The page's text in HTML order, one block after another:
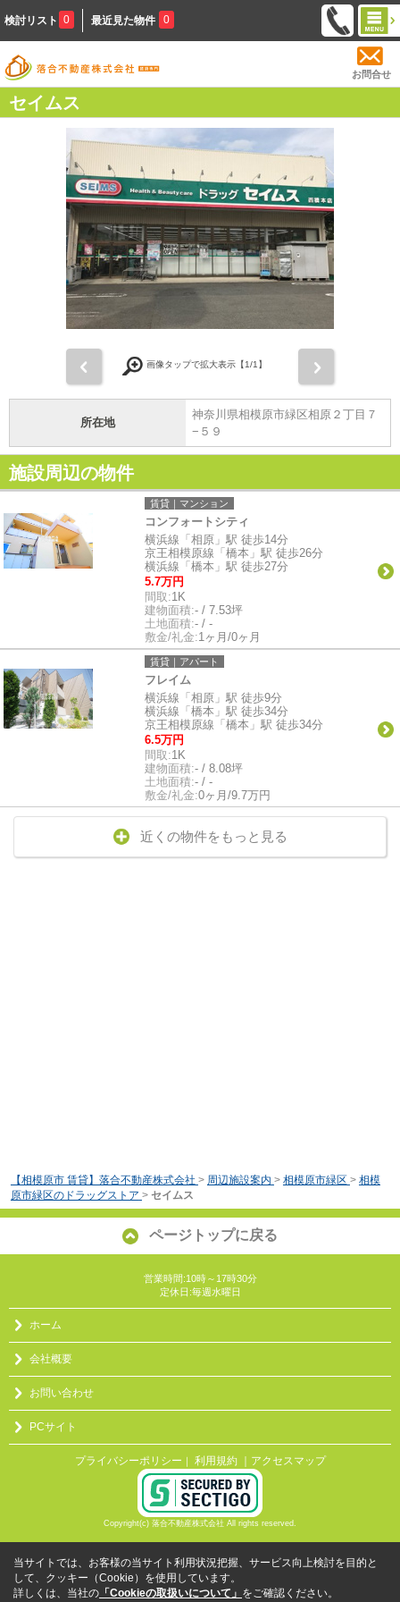
検討リスト 0 最近見た物件 0
お問合せ
セイムス
画像タップで拡大表示【1/1】
所在地
神奈川県相模原市緑区相原２丁目７
−５９
施設周辺の物件
賃貸｜マンション
コンフォートシティ
横浜線「相原」駅 徒歩14分
京王相模原線「橋本」駅 徒歩26分
横浜線「橋本」駅 徒歩27分
5.7万円
間取:1K
建物面積:- / 7.53坪
土地面積:- / -
敷金/礼金:1ヶ月/0ヶ月
賃貸｜アパート
フレイム
横浜線「相原」駅 徒歩9分
横浜線「橋本」駅 徒歩34分
京王相模原線「橋本」駅 徒歩34分
6.5万円
間取:1K
建物面積:- / 8.08坪
土地面積:- / -
敷金/礼金:0ヶ月/9.7万円
近くの物件をもっと見る
【相模原市 賃貸】落合不動産株式会社 > 周辺施設案内 > 相模原市緑区 > 相模
原市緑区のドラッグストア > セイムス
ページトップに戻る
営業時間:10時～17時30分
定休日:毎週水曜日
ホーム
会社概要
お問い合わせ
PCサイト
プライバシーポリシー ｜ 利用規約 ｜アクセスマップ
Copyright(c) 落合不動産株式会社 All rights reserved.
当サイトでは、お客様の当サイト利用状況把握、サービス向上検討を目的と
して、クッキー（Cookie）を使用しています。
詳しくは、当社の 「Cookieの取扱いについて」 をご確認ください。